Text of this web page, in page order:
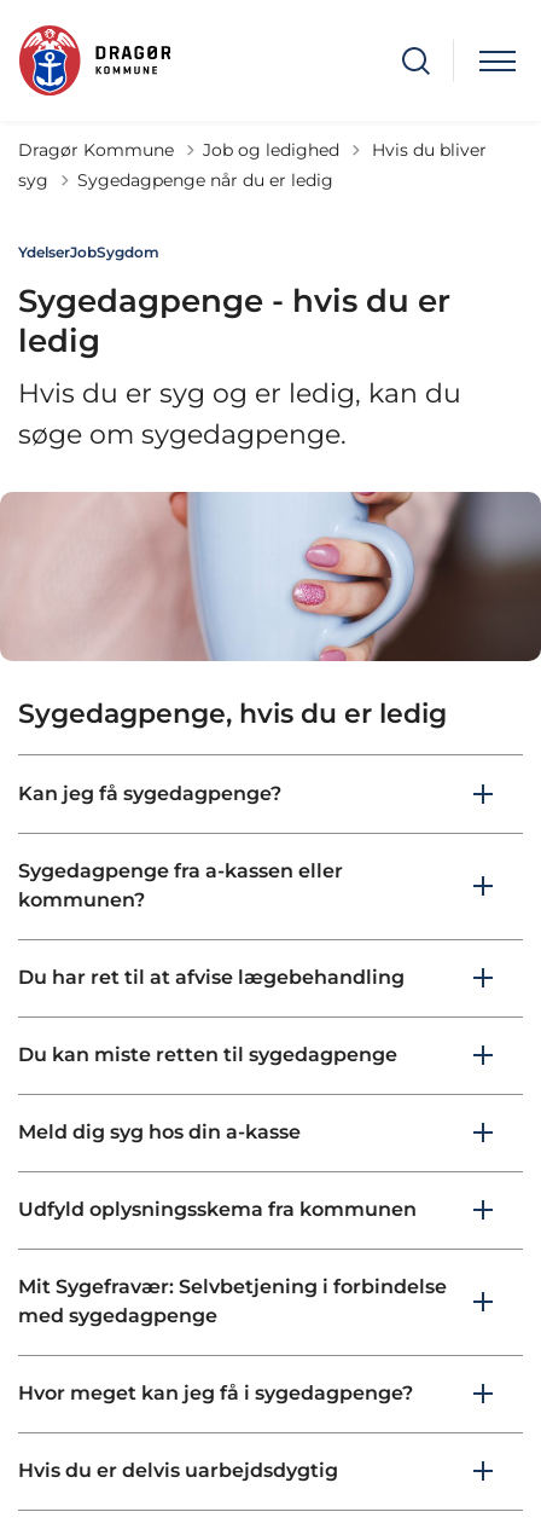
Dragør Kommune Job og ledighed Tilbage til
Hvis du bliver
syg
Sygedagpenge når du er ledig
YdelserJobSygdom
Sygedagpenge - hvis du er
ledig
Hvis du er syg og er ledig, kan du
søge om sygedagpenge.
Sygedagpenge, hvis du er ledig
Kan jeg få sygedagpenge?
Sygedagpenge fra a-kassen eller
kommunen?
Du har ret til at afvise lægebehandling
Du kan miste retten til sygedagpenge
Meld dig syg hos din a-kasse
Udfyld oplysningsskema fra kommunen
Mit Sygefravær: Selvbetjening i forbindelse
med sygedagpenge
Hvor meget kan jeg få i sygedagpenge?
Hvis du er delvis uarbejdsdygtig